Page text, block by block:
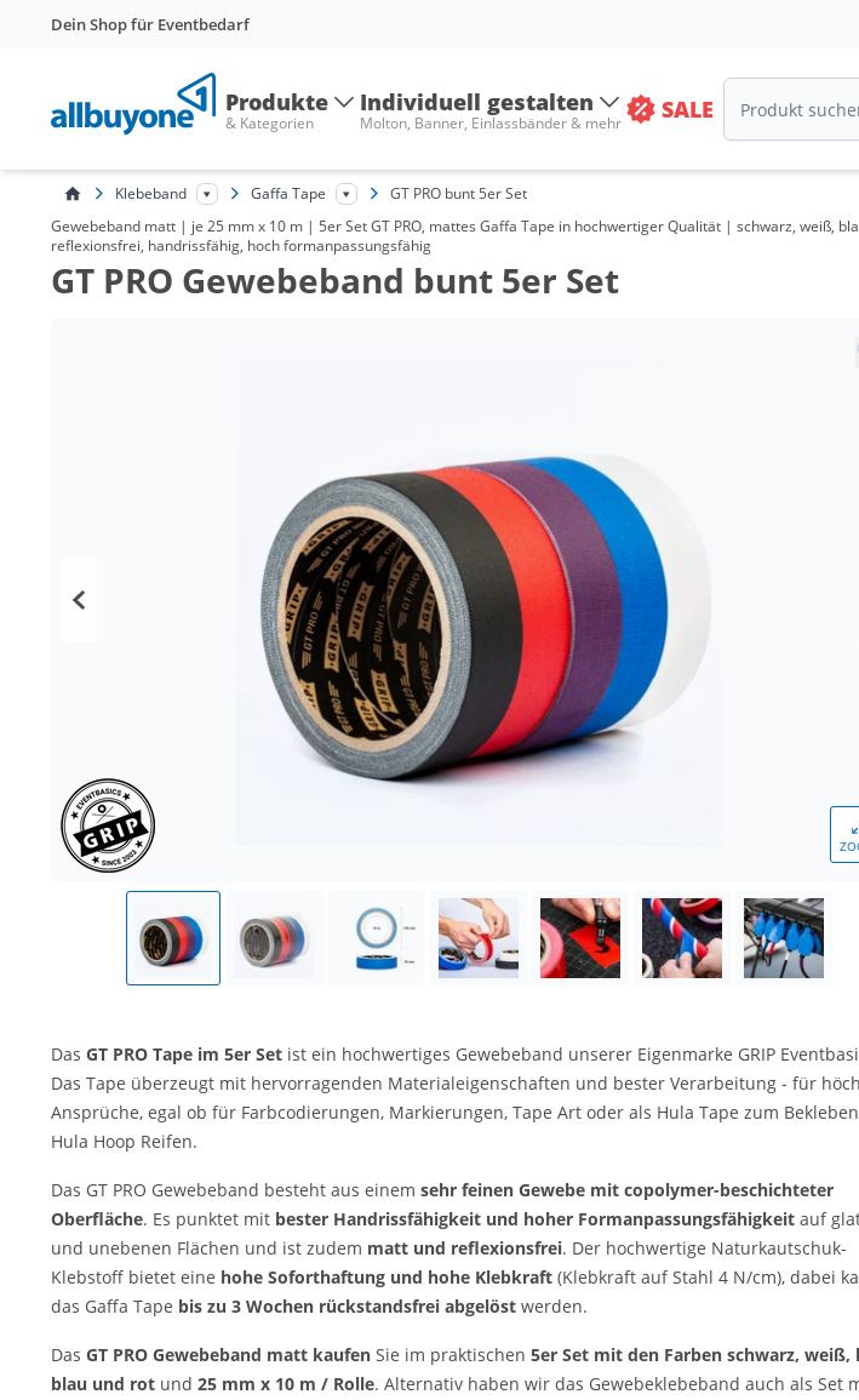
Dein Shop für Eventbedarf
Produkte
& Kategorien
Individuell gestalten
Molton, Banner, Einlassbänder & mehr SALE
Klebeband Gaffa Tape
GT PRO bunt 5er Set
Gewebeband matt | je 25 mm x 10 m | 5er Set GT PRO, mattes Gaffa Tape in hochwertiger Qualität | schwarz, weiß,
reflexionsfrei, handrissfähig, hoch formanpassungsfähig
GT PRO Gewebeband bunt 5er Set
Das GT PRO Tape im 5er Set ist ein hochwertiges Gewebeband unserer Eigenmarke GRIP
Das Tape überzeugt mit hervorragenden Materialeigenschaften und bester Verarbeitung - für
Ansprüche, egal ob für Farbcodierungen, Markierungen, Tape Art oder als Hula Tape zum
Hula Hoop Reifen.
Das GT PRO Gewebeband besteht aus einem sehr feinen Gewebe mit copolymer-beschichteter
Oberfläche. Es punktet mit bester Handrissfähigkeit und hoher Formanpassungsfähigkeit auf
und unebenen Flächen und ist zudem matt und reflexionsfrei. Der hochwertige Naturkautschuk-
Klebstoff bietet eine hohe Soforthaftung und hohe Klebkraft (Klebkraft auf Stahl 4 N/cm), dabei
das Gaffa Tape bis zu 3 Wochen rückstandsfrei abgelöst werden.
Das GT PRO Gewebeband matt kaufen Sie im praktischen 5er Set mit den Farben schwarz, weiß,
blau und rot und 25 mm x 10 m / Rolle. Alternativ haben wir das Gewebeklebeband auch als Set